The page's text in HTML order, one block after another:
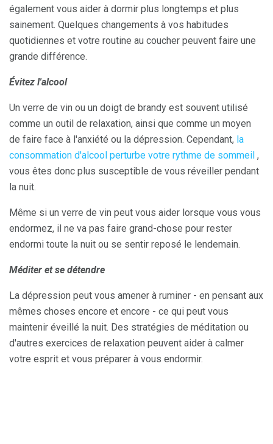
également vous aider à dormir plus longtemps et plus
sainement. Quelques changements à vos habitudes
quotidiennes et votre routine au coucher peuvent faire une
grande différence.
Évitez l'alcool
Un verre de vin ou un doigt de brandy est souvent utilisé
comme un outil de relaxation, ainsi que comme un moyen
de faire face à l'anxiété ou la dépression. Cependant, la
consommation d'alcool perturbe votre rythme de sommeil ,
vous êtes donc plus susceptible de vous réveiller pendant
la nuit.
Même si un verre de vin peut vous aider lorsque vous vous
endormez, il ne va pas faire grand-chose pour rester
endormi toute la nuit ou se sentir reposé le lendemain.
Méditer et se détendre
La dépression peut vous amener à ruminer - en pensant aux
mêmes choses encore et encore - ce qui peut vous
maintenir éveillé la nuit. Des stratégies de méditation ou
d'autres exercices de relaxation peuvent aider à calmer
votre esprit et vous préparer à vous endormir.